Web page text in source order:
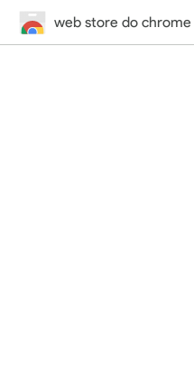
web store do chrome